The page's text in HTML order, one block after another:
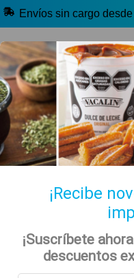
¡Recibe
¡Suscríbete
descuentos
Envíos sin cargo
🔥 Selección Argentina
🧉 Clásicos argentinos
Inicio Tienda Gluten
Sin Alcohol Sin Tacc